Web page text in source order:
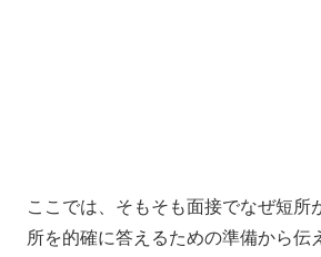
ここでは、そもそも面接でなぜ短所
所を的確に答えるための準備から伝